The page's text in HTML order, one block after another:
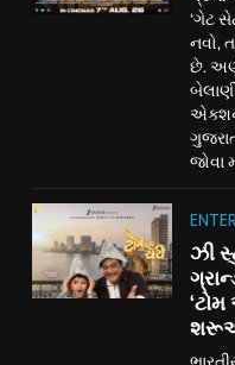
‘ગેટ
નવો,
છે.
જોવા
ઝી